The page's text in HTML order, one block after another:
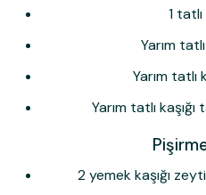
1
Yarım
Yarım tatlı
Yarım tatlı
2 yemek kaşığı